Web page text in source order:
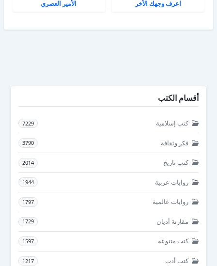
اعرف وجهك الأخر الأمير العصري
أقسام الكتب
كتب إسلامية 7229
فكر وثقافة 3790
كتب تاريخ 2014
روايات عربية 1944
روايات عالمية 1797
مقارنة أديان 1729
كتب متنوعة 1597
كتب أدب 1217